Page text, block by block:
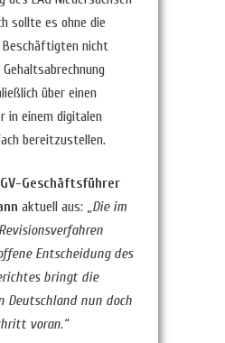
sollte es ohne die
nicht
über einen
in einem digitalen
bereitzustellen.
Geschäftsführer
aktuell aus: „Die im
Entscheidung des
bringt die
Deutschland nun doch
voran.“